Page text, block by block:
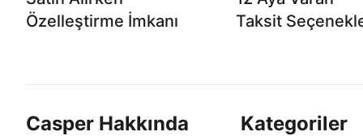
Özelleştirme İmkanı
Taksit
Casper Hakkında Kategoriler